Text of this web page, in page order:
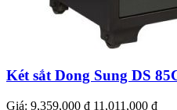
Két sắt Dong Sung DS
Giá: 9,359,000 đ 11,011,000 đ